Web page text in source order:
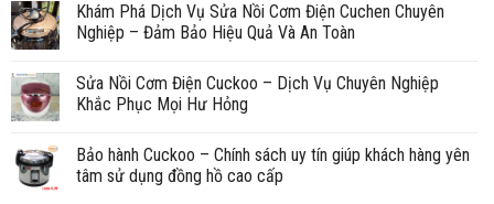
Khám Phá Dịch Vụ Sửa Nồi Cơm Điện Cuchen Chuyên
Nghiệp – Đảm Bảo Hiệu Quả Và An Toàn
Sửa Nồi Cơm Điện Cuckoo – Dịch Vụ Chuyên Nghiệp
Khắc Phục Mọi Hư Hỏng
Bảo hành Cuckoo – Chính sách uy tín giúp khách hàng yên
tâm sử dụng đồng hồ cao cấp